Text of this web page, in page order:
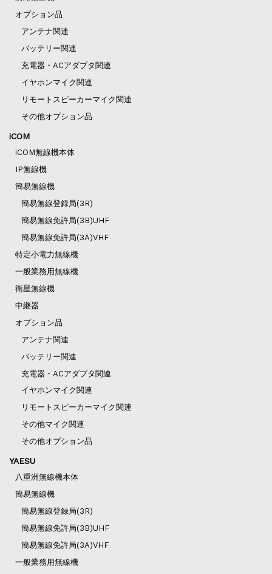
オプション品
アンテナ関連
バッテリー関連
充電器・ACアダプタ関連
イヤホンマイク関連
リモートスピーカーマイク関連
その他オプション品
iCOM
iCOM無線機本体
IP無線機
簡易無線機
簡易無線登録局(3R)
簡易無線免許局(3B)UHF
簡易無線免許局(3A)VHF
特定小電力無線機
一般業務用無線機
衛星無線機
中継器
オプション品
アンテナ関連
バッテリー関連
充電器・ACアダプタ関連
イヤホンマイク関連
リモートスピーカーマイク関連
その他マイク関連
その他オプション品
YAESU
八重洲無線機本体
簡易無線機
簡易無線登録局(3R)
簡易無線免許局(3B)UHF
簡易無線免許局(3A)VHF
一般業務用無線機